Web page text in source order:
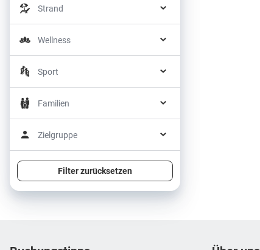
Strand
Wellness
Sport
Familien
Zielgruppe
Filter zurücksetzen